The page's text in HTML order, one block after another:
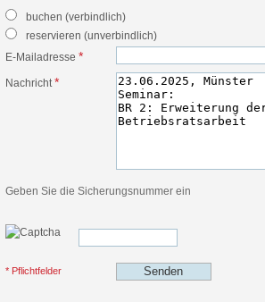
buchen (verbindlich)
reservieren (unverbindlich)
E-Mailadresse *
Nachricht *
Geben Sie die Sicherungsnummer ein
* Pflichtfelder